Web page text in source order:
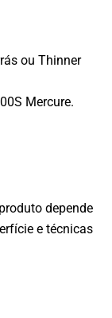
ou Thinner
Mercure.
depende
e técnicas